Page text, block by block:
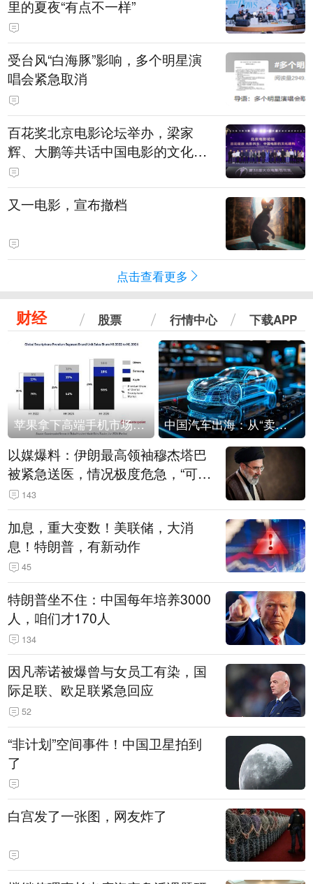
里的夏夜“有点不一样”
受台风“白海豚”影响，多个明星演
唱会紧急取消
百花奖北京电影论坛举办，梁家
辉、大鹏等共话中国电影的文化建
构
又一电影，宣布撤档
点击查看更多
财经 股票 行情中心 下载APP
苹果拿下高端手机市场65%的份额：iPhone 17系列功不可没 中国汽车出海：从“卖出去”到“走进去”
以媒爆料：伊朗最高领袖穆杰塔巴
被紧急送医，情况极度危急，“可能
随时会死去”
143
加息，重大变数！美联储，大消
息！特朗普，有新动作
45
特朗普坐不住：中国每年培养3000
人，咱们才170人
134
因凡蒂诺被爆曾与女员工有染，国
际足联、欧足联紧急回应
52
“非计划”空间事件！中国卫星拍到
了
白宫发了一张图，网友炸了